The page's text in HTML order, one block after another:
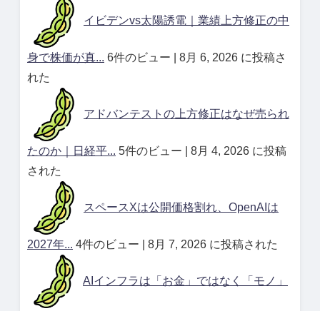
イビデンvs太陽誘電｜業績上方修正の中
身で株価が真... 6件のビュー
8月 6, 2026 に投稿さ
れた
アドバンテストの上方修正はなぜ売られ
たのか｜日経平... 5件のビュー
8月 4, 2026 に投稿
された
スペースXは公開価格割れ、OpenAIは
2027年... 4件のビュー 8月 7, 2026 に投稿された
AIインフラは「お金」ではなく「モノ」